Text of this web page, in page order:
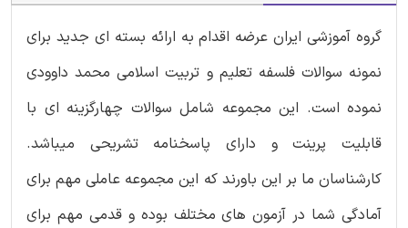
گروه آموزشی ایران عرضه اقدام به ارائه بسته ای جدید برای
نمونه سوالات فلسفه تعلیم و تربیت اسلامی محمد داوودی
نموده است. این مجموعه شامل سوالات چهارگزینه ای با
قابلیت پرینت و دارای پاسخنامه تشریحی میباشد.
کارشناسان ما بر این باورند که این مجموعه عاملی مهم برای
آمادگی شما در آزمون های مختلف بوده و قدمی مهم برای